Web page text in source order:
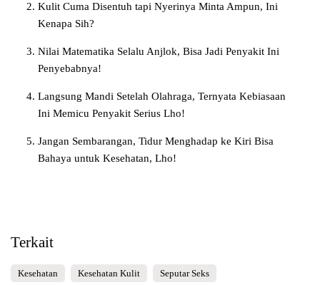
Kulit Cuma Disentuh tapi Nyerinya Minta Ampun, Ini
Kenapa Sih?
Nilai Matematika Selalu Anjlok, Bisa Jadi Penyakit Ini
Penyebabnya!
Langsung Mandi Setelah Olahraga, Ternyata Kebiasaan
Ini Memicu Penyakit Serius Lho!
Jangan Sembarangan, Tidur Menghadap ke Kiri Bisa
Bahaya untuk Kesehatan, Lho!
Terkait
Kesehatan Kesehatan Kulit Seputar Seks